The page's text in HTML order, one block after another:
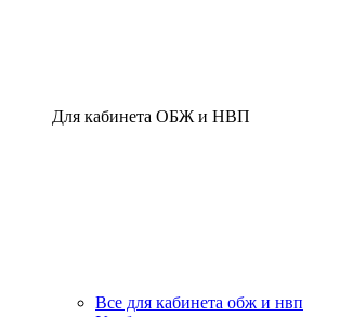
Для кабинета ОБЖ и НВП
Все для кабинета обж и нвп